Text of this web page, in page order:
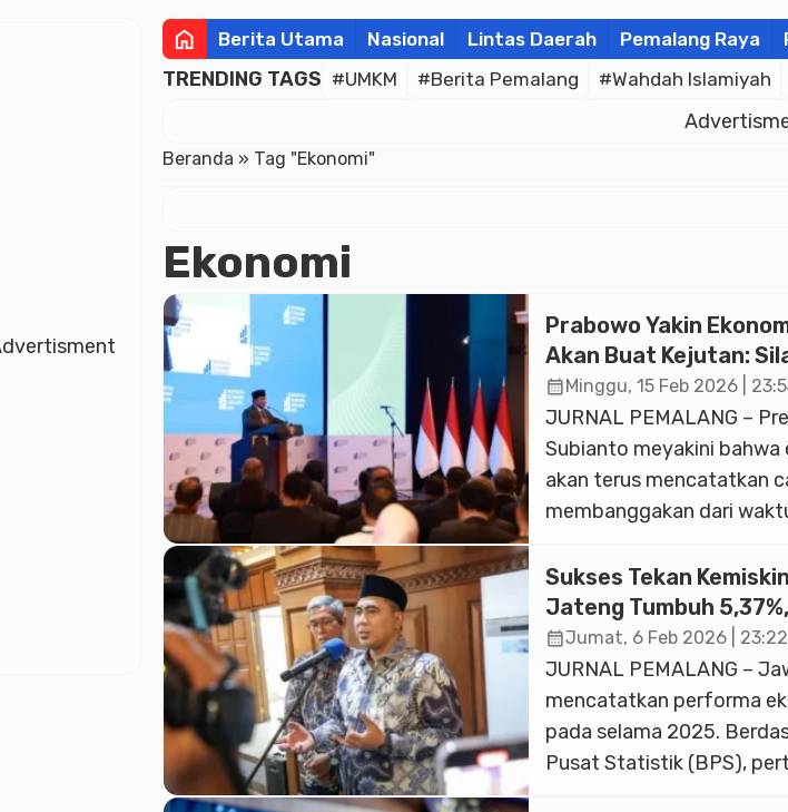
home Berita Utama Nasional Lintas Daerah Pemalang Raya
TRENDING TAGS #UMKM #Berita Pemalang #Wahdah Islamiyah
Beranda » Tag "Ekonomi"
Ekonomi
Prabowo Yakin
Akan Buat Kejutan:
Pakar Nilai Sendiri
calendar_monthMinggu, 15 Feb 2026 |
JURNAL PEMALANG –
Subianto meyakini bahwa
akan terus mencatatkan
membanggakan dari
terlepas dari kerja keras
dalam menjaga stabilitas
mendorong pertumbuhan
sepanjang tahun lalu.
tersebut, ia yakin
mencetak prestasi
[…]
Sukses Tekan
Jateng Tumbuh
Nasional
calendar_monthJumat, 6 Feb 2026 | 23:22
JURNAL PEMALANG –
mencatatkan performa
pada selama 2025.
Pusat Statistik (BPS),